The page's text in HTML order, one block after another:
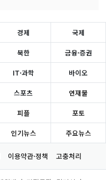
경제 국제
북한 금융·증권
IT·과학 바이오
스포츠 연재물
피플 포토
인기뉴스 주요뉴스
이용약관·정책 고충처리